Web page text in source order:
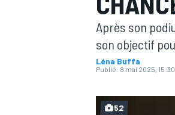
Après son
son objectif
Léna Buffa
Publié: 8 mai 2025, 15:30
52